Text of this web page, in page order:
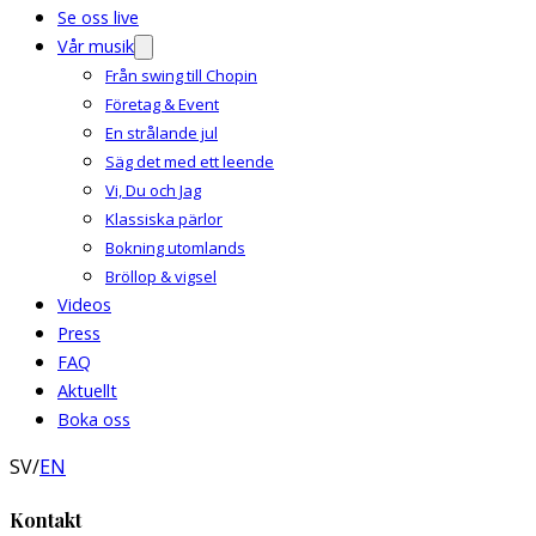
Se oss live
Vår musik
Från swing till Chopin
Företag & Event
En strålande jul
Säg det med ett leende
Vi, Du och Jag
Klassiska pärlor
Bokning utomlands
Bröllop & vigsel
Videos
Press
FAQ
Aktuellt
Boka oss
SV/EN
Kontakt